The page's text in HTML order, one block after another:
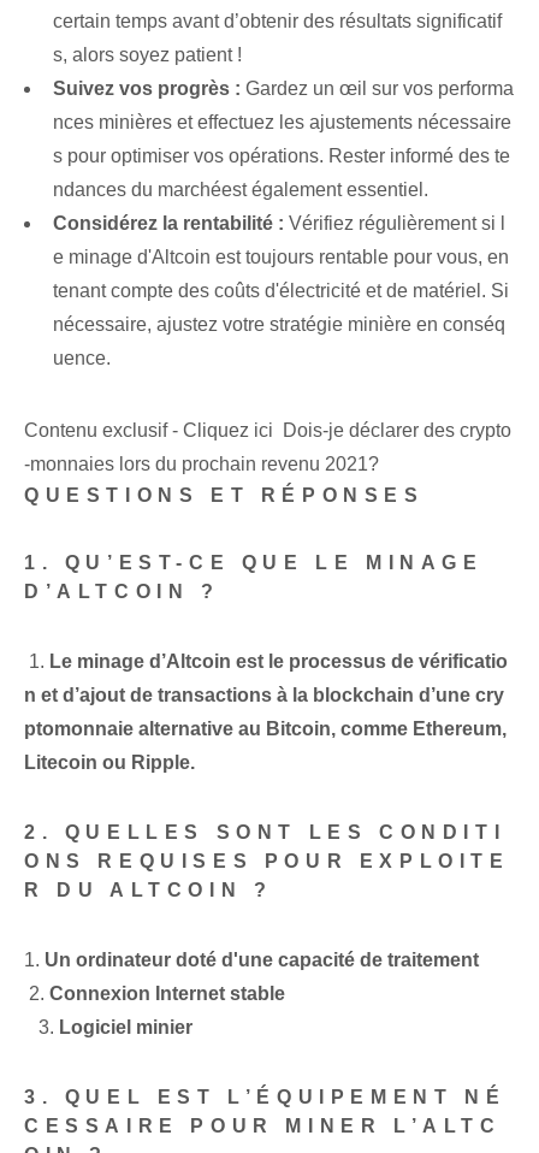
certain temps avant d’obtenir des résultats significatif
s, alors soyez patient !
Suivez vos progrès : Gardez un œil sur vos performa
nces minières et effectuez les ajustements nécessaire
s pour optimiser vos opérations. ⁢Rester ‌informé des te
ndances du marché⁣est également essentiel.
Considérez la rentabilité : Vérifiez régulièrement si l
e minage d'Altcoin est toujours rentable pour vous, en
tenant compte des coûts d'électricité et de matériel. Si
nécessaire, ajustez votre stratégie minière en conséq
uence.
Contenu exclusif - Cliquez ici Dois-je déclarer des crypto
-monnaies lors du prochain revenu 2021?
QUESTIONS ET RÉPONSES
1. QU’EST-CE QUE LE MINAGE
D’ALTCOIN ?
⁣ 1. Le minage d’Altcoin est le processus de vérificatio
n et d’ajout de transactions à la blockchain d’une cry
ptomonnaie alternative au Bitcoin, comme Ethereum,
Litecoin ou Ripple.
2. QUELLES SONT LES CONDITI
ONS REQUISES POUR EXPLOITE
R DU ‌ALTCOIN ?
1. Un ⁤ordinateur doté d'une capacité de traitement⁣
⁢ 2. Connexion Internet stable
​ ​ ‌ 3.‍ Logiciel minier
3. QUEL EST L’ÉQUIPEMENT NÉ
CESSAIRE POUR MINER L’ALTC